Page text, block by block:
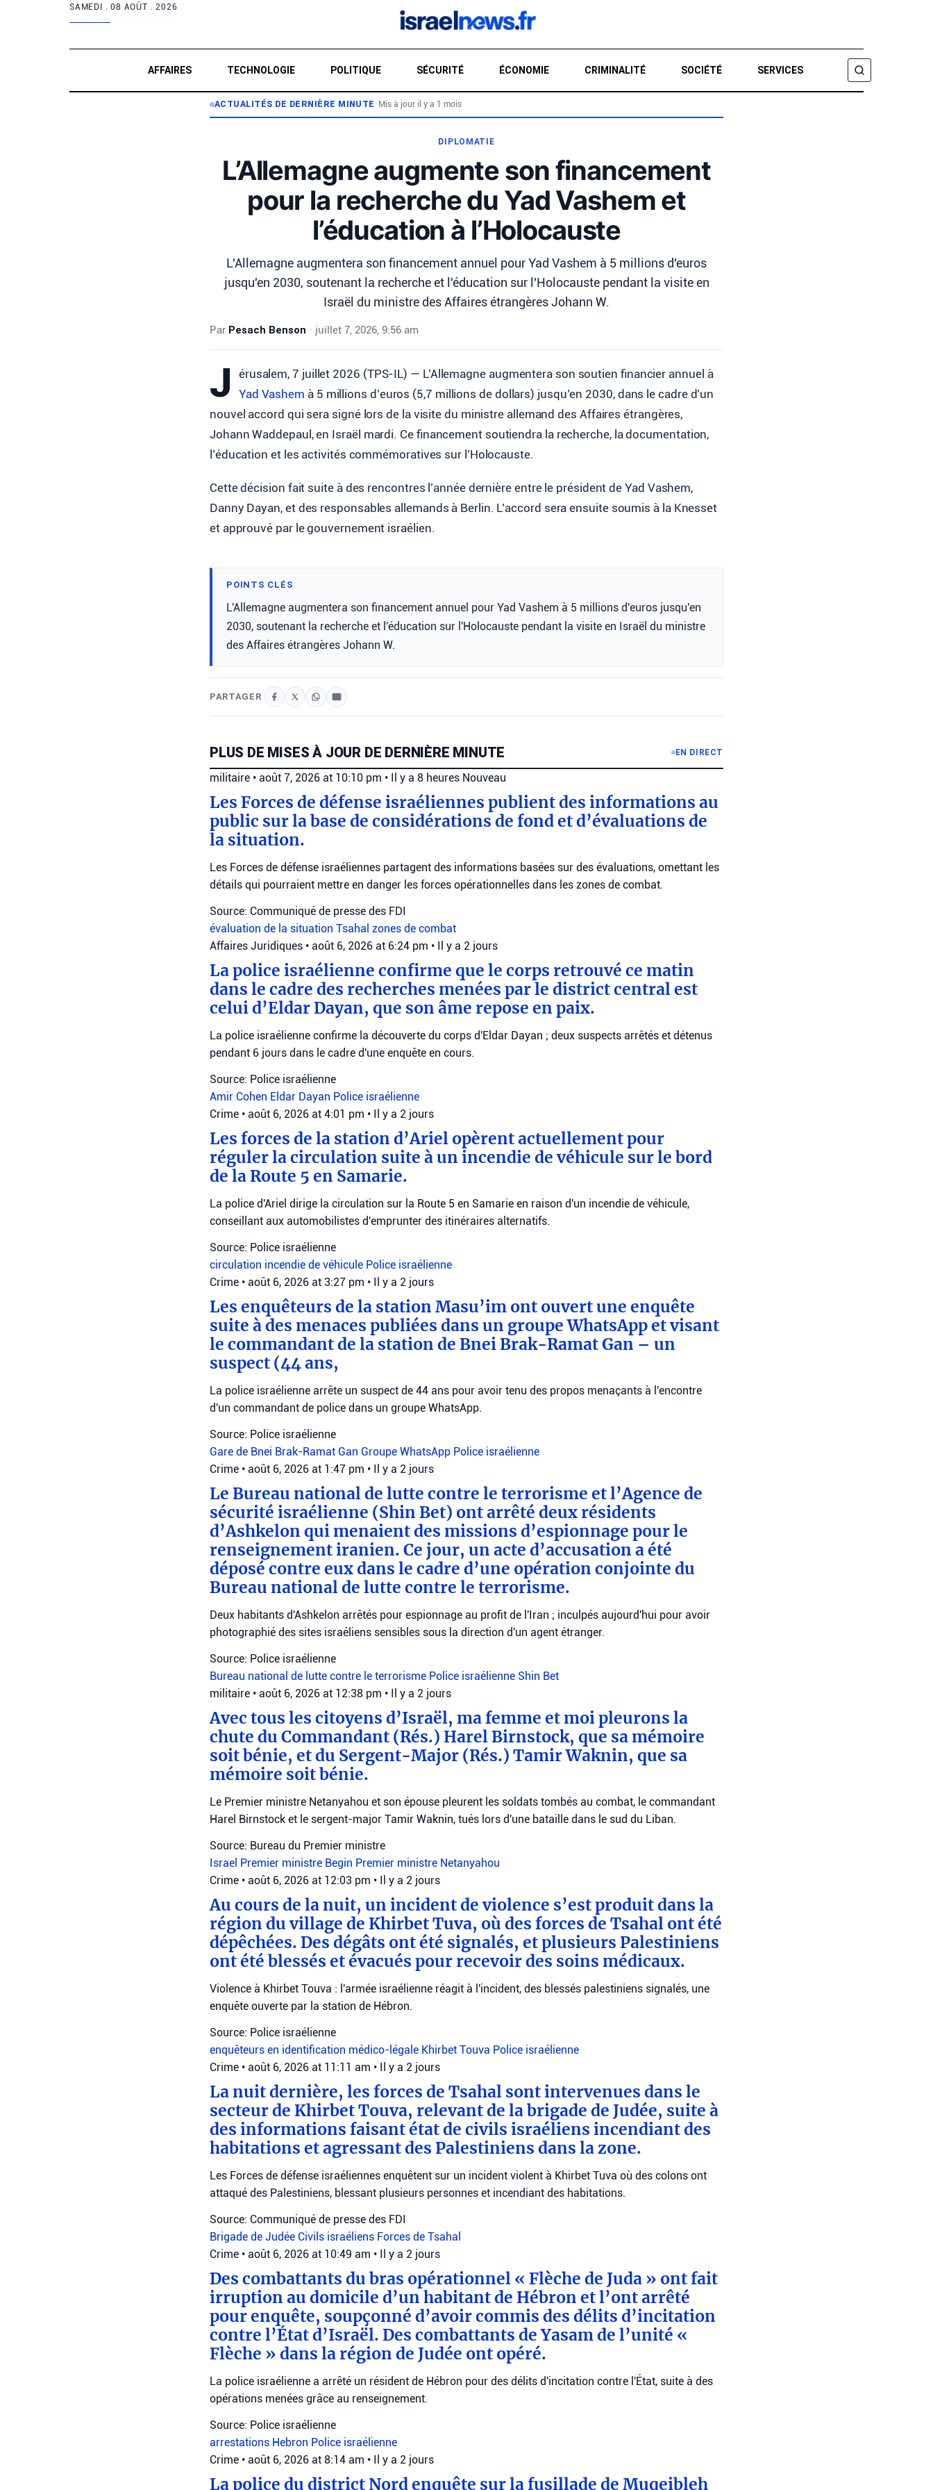
SAMEDI .08 AOÛT . 2026
AFFAIRES TECHNOLOGIE POLITIQUE SÉCURITÉ ÉCONOMIE CRIMINALITÉ SOCIÉTÉ SERVICES
RECHERCHER
ACTUALITÉS DE DERNIÈRE MINUTE • Mis à jour il y a 1 mois
DIPLOMATIE
L’Allemagne augmente son financement
pour la recherche du Yad Vashem et
l’éducation à l’Holocauste
L'Allemagne augmentera son financement annuel pour Yad Vashem à 5 millions d'euros
jusqu'en 2030, soutenant la recherche et l'éducation sur l'Holocauste pendant la visite en
Israël du ministre des Affaires étrangères Johann W.
Par Pesach Benson • juillet 7, 2026, 9:56 am
J
érusalem, 7 juillet 2026 (TPS-IL) — L’Allemagne augmentera son soutien financier annuel à
Yad Vashem à 5 millions d’euros (5,7 millions de dollars) jusqu’en 2030, dans le cadre d’un
nouvel accord qui sera signé lors de la visite du ministre allemand des Affaires étrangères,
Johann Waddepaul, en Israël mardi. Ce financement soutiendra la recherche, la documentation,
l’éducation et les activités commémoratives sur l’Holocauste.
Cette décision fait suite à des rencontres l’année dernière entre le président de Yad Vashem,
Danny Dayan, et des responsables allemands à Berlin. L’accord sera ensuite soumis à la Knesset
et approuvé par le gouvernement israélien.
POINTS CLÉS
L'Allemagne augmentera son financement annuel pour Yad Vashem à 5 millions d'euros jusqu'en
2030, soutenant la recherche et l'éducation sur l'Holocauste pendant la visite en Israël du ministre
des Affaires étrangères Johann W.
PARTAGER
PLUS DE MISES À JOUR DE DERNIÈRE MINUTE EN DIRECT
militaire • août 7, 2026 at 10:10 pm • Il y a 8 heures Nouveau
Les Forces de défense israéliennes publient des informations au
public sur la base de considérations de fond et d’évaluations de
la situation.
Les Forces de défense israéliennes partagent des informations basées sur des évaluations, omettant les
détails qui pourraient mettre en danger les forces opérationnelles dans les zones de combat.
Source: Communiqué de presse des FDI
évaluation de la situation Tsahal zones de combat
Affaires Juridiques • août 6, 2026 at 6:24 pm • Il y a 2 jours
La police israélienne confirme que le corps retrouvé ce matin
dans le cadre des recherches menées par le district central est
celui d’Eldar Dayan, que son âme repose en paix.
La police israélienne confirme la découverte du corps d'Eldar Dayan ; deux suspects arrêtés et détenus
pendant 6 jours dans le cadre d'une enquête en cours.
Source: Police israélienne
Amir Cohen Eldar Dayan Police israélienne
Crime • août 6, 2026 at 4:01 pm • Il y a 2 jours
Les forces de la station d’Ariel opèrent actuellement pour
réguler la circulation suite à un incendie de véhicule sur le bord
de la Route 5 en Samarie.
La police d'Ariel dirige la circulation sur la Route 5 en Samarie en raison d'un incendie de véhicule,
conseillant aux automobilistes d'emprunter des itinéraires alternatifs.
Source: Police israélienne
circulation incendie de véhicule Police israélienne
Crime • août 6, 2026 at 3:27 pm • Il y a 2 jours
Les enquêteurs de la station Masu’im ont ouvert une enquête
suite à des menaces publiées dans un groupe WhatsApp et visant
le commandant de la station de Bnei Brak-Ramat Gan – un
suspect (44 ans,
La police israélienne arrête un suspect de 44 ans pour avoir tenu des propos menaçants à l'encontre
d'un commandant de police dans un groupe WhatsApp.
Source: Police israélienne
Gare de Bnei Brak-Ramat Gan Groupe WhatsApp Police israélienne
Crime • août 6, 2026 at 1:47 pm • Il y a 2 jours
Le Bureau national de lutte contre le terrorisme et l’Agence de
sécurité israélienne (Shin Bet) ont arrêté deux résidents
d’Ashkelon qui menaient des missions d’espionnage pour le
renseignement iranien. Ce jour, un acte d’accusation a été
déposé contre eux dans le cadre d’une opération conjointe du
Bureau national de lutte contre le terrorisme.
Deux habitants d'Ashkelon arrêtés pour espionnage au profit de l'Iran ; inculpés aujourd'hui pour avoir
photographié des sites israéliens sensibles sous la direction d'un agent étranger.
Source: Police israélienne
Bureau national de lutte contre le terrorisme Police israélienne Shin Bet
militaire • août 6, 2026 at 12:38 pm • Il y a 2 jours
Avec tous les citoyens d’Israël, ma femme et moi pleurons la
chute du Commandant (Rés.) Harel Birnstock, que sa mémoire
soit bénie, et du Sergent-Major (Rés.) Tamir Waknin, que sa
mémoire soit bénie.
Le Premier ministre Netanyahou et son épouse pleurent les soldats tombés au combat, le commandant
Harel Birnstock et le sergent-major Tamir Waknin, tués lors d'une bataille dans le sud du Liban.
Source: Bureau du Premier ministre
Israel Premier ministre Begin Premier ministre Netanyahou
Crime • août 6, 2026 at 12:03 pm • Il y a 2 jours
Au cours de la nuit, un incident de violence s’est produit dans la
région du village de Khirbet Tuva, où des forces de Tsahal ont été
dépêchées. Des dégâts ont été signalés, et plusieurs Palestiniens
ont été blessés et évacués pour recevoir des soins médicaux.
Violence à Khirbet Touva : l'armée israélienne réagit à l'incident, des blessés palestiniens signalés, une
enquête ouverte par la station de Hébron.
Source: Police israélienne
enquêteurs en identification médico-légale Khirbet Touva Police israélienne
Crime • août 6, 2026 at 11:11 am • Il y a 2 jours
La nuit dernière, les forces de Tsahal sont intervenues dans le
secteur de Khirbet Touva, relevant de la brigade de Judée, suite à
des informations faisant état de civils israéliens incendiant des
habitations et agressant des Palestiniens dans la zone.
Les Forces de défense israéliennes enquêtent sur un incident violent à Khirbet Tuva où des colons ont
attaqué des Palestiniens, blessant plusieurs personnes et incendiant des habitations.
Source: Communiqué de presse des FDI
Brigade de Judée Civils israéliens Forces de Tsahal
Crime • août 6, 2026 at 10:49 am • Il y a 2 jours
Des combattants du bras opérationnel « Flèche de Juda » ont fait
irruption au domicile d’un habitant de Hébron et l’ont arrêté
pour enquête, soupçonné d’avoir commis des délits d’incitation
contre l’État d’Israël. Des combattants de Yasam de l’unité «
Flèche » dans la région de Judée ont opéré.
La police israélienne a arrêté un résident de Hébron pour des délits d'incitation contre l'État, suite à des
opérations menées grâce au renseignement.
Source: Police israélienne
arrestations Hebron Police israélienne
Crime • août 6, 2026 at 8:14 am • Il y a 2 jours
La police du district Nord enquête sur la fusillade de Muqeibleh